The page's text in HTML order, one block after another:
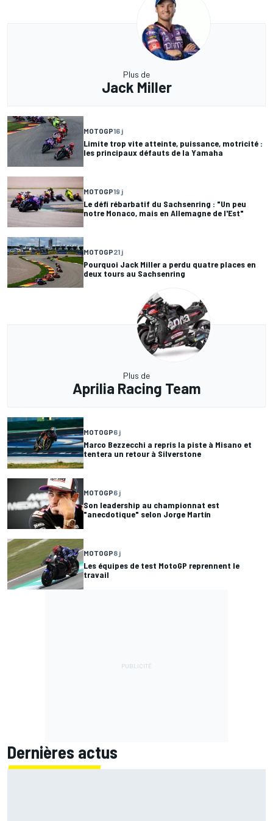
Plus de
Jack Miller
MOTOGP16 j
Limite trop vite atteinte, puissance, motricité :
les principaux défauts de la Yamaha
MOTOGP19 j
Le défi rébarbatif du Sachsenring : "Un peu
notre Monaco, mais en Allemagne de l'Est"
MOTOGP21 j
Pourquoi Jack Miller a perdu quatre places en
deux tours au Sachsenring
Plus de
Aprilia Racing Team
MOTOGP6 j
Marco Bezzecchi a repris la piste à Misano et
tentera un retour à Silverstone
MOTOGP6 j
Son leadership au championnat est
"anecdotique" selon Jorge Martín
MOTOGP8 j
Les équipes de test MotoGP reprennent le
travail
Dernières actus